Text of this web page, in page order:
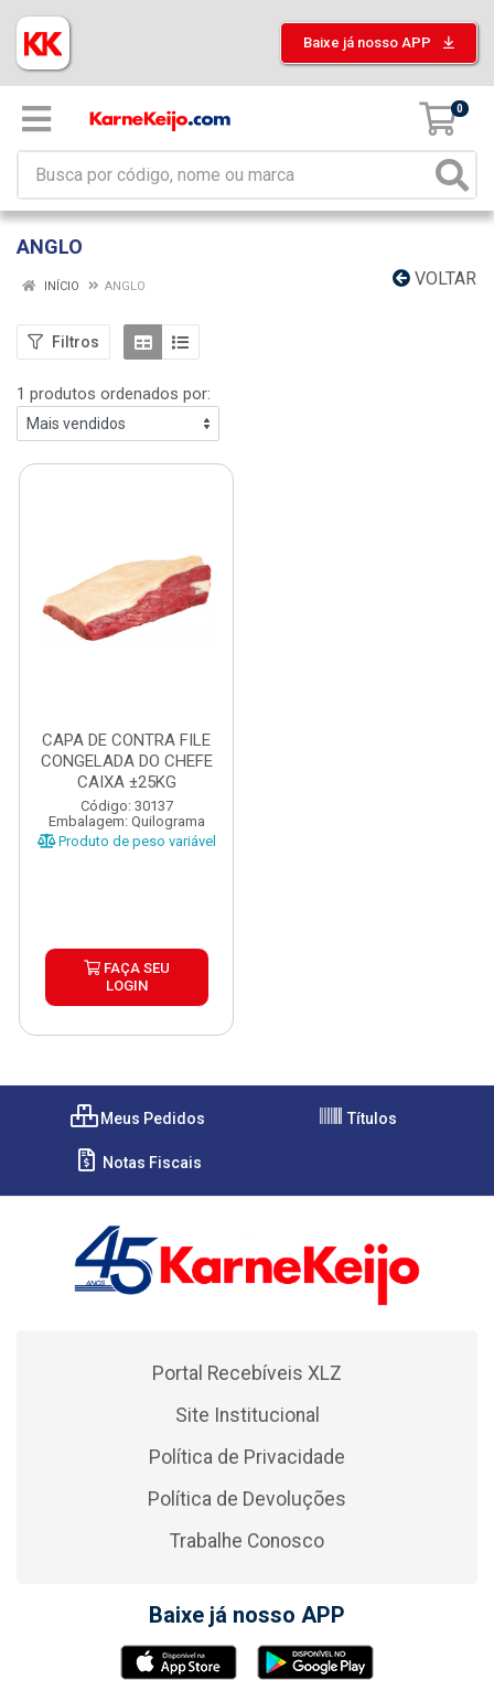
Baixe já nosso APP
0
ANGLO
VOLTAR
INÍCIO ANGLO
Filtros
1 produtos ordenados por:
CAPA DE CONTRA FILE
CONGELADA DO CHEFE
CAIXA ±25KG
Código: 30137
Embalagem: Quilograma
Produto de peso variável
FAÇA SEU
LOGIN
Meus Pedidos Títulos
Notas Fiscais
Portal Recebíveis XLZ
Site Institucional
Política de Privacidade
Política de Devoluções
Trabalhe Conosco
Baixe já nosso APP